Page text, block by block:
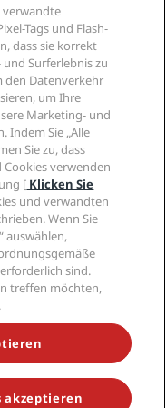
BELIEBTESTEN
verwandte
Tags und Flash-
dass sie korrekt
Surferlebnis zu
den Datenverkehr
um Ihre
Marketing- und
Indem Sie „Alle
Sie zu, dass
Cookies verwenden
[ Klicken Sie
und verwandten
Wenn Sie
auswählen,
sind.
treffen möchten,
akzeptieren